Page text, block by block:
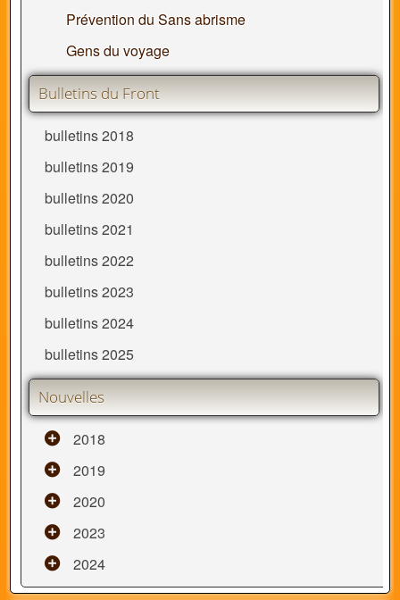
Prévention du Sans abrisme
Gens du voyage
Bulletins du Front
bulletins 2018
bulletins 2019
bulletins 2020
bulletins 2021
bulletins 2022
bulletins 2023
bulletins 2024
bulletins 2025
Nouvelles
2018
2019
2020
2023
2024